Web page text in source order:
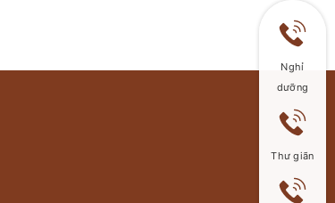
Nghỉ
dưỡng
Thư giãn